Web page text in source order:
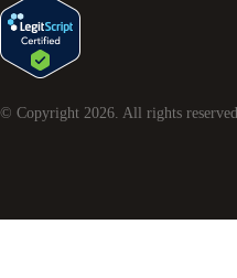
© Copyright 2026 . All rights reserved.